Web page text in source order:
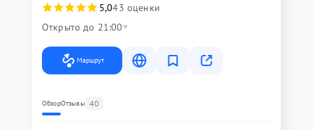
5,043 оценки
Открыто до 21:00
Маршрут
ОбзорОтзывы 40